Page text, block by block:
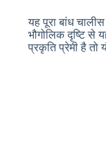
यह पूरा बांध
भौगोलिक दृष्टि से
प्रकृति प्रेमी है तो